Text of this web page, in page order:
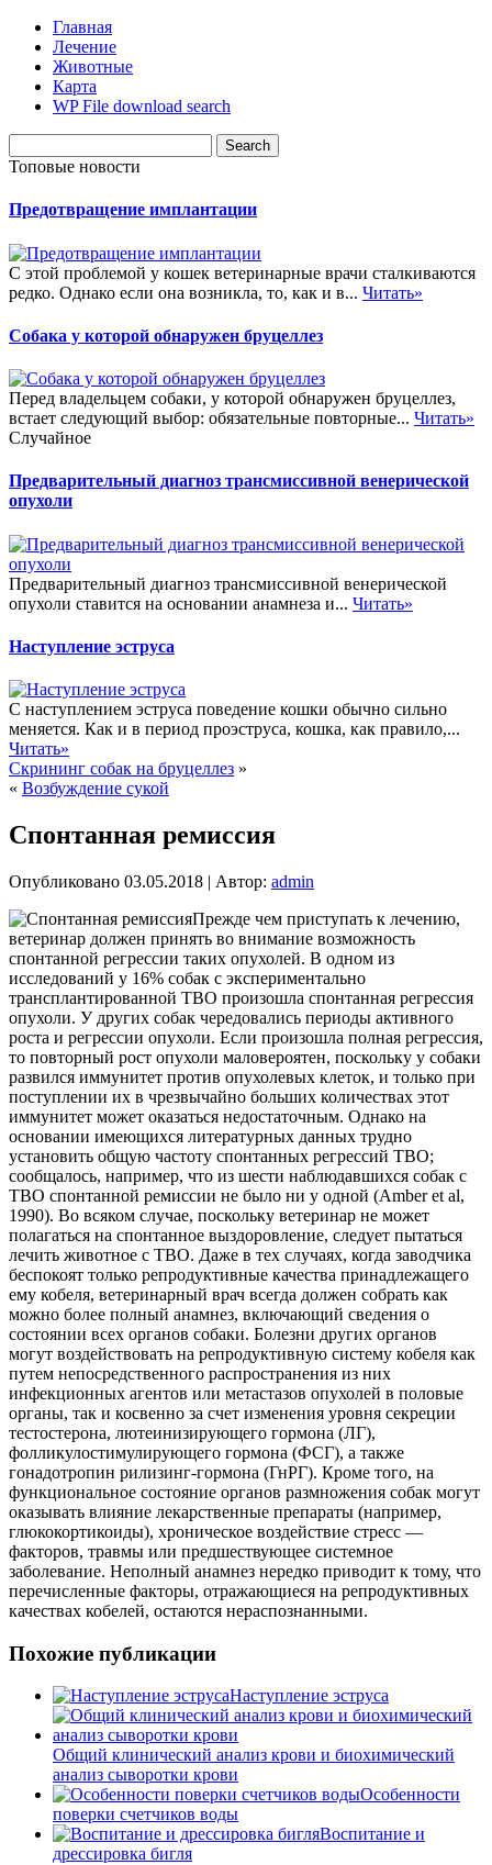
Главная
Лечение
Животные
Карта
WP File download search
Топовые новости
Предотвращение имплантации
С этой проблемой у кошек ветеринарные врачи сталкиваются
редко. Однако если она возникла, то, как и в... Читать»
Собака у которой обнаружен бруцеллез
Перед владельцем собаки, у которой обнаружен бруцеллез,
встает следующий выбор: обязательные повторные... Читать»
Случайное
Предварительный диагноз трансмиссивной венерической
опухоли
Предварительный диагноз трансмиссивной венерической
опухоли ставится на основании анамнеза и... Читать»
Наступление эструса
С наступлением эструса поведение кошки обычно сильно
меняется. Как и в период проэструса, кошка, как правило,...
Читать»
Скрининг собак на бруцеллез »
« Возбуждение сукой
Спонтанная ремиссия
Опубликовано 03.05.2018 | Автор: admin
Прежде чем приступать к лечению,
ветеринар должен принять во внимание возможность
спонтанной регрессии таких опухолей. В одном из
исследований у 16% собак с экспериментально
трансплантированной ТВО произошла спонтанная регрессия
опухоли. У других собак чередовались периоды активного
роста и регрессии опухоли. Если произошла полная регрессия,
то повторный рост опухоли маловероятен, поскольку у собаки
развился иммунитет против опухолевых клеток, и только при
поступлении их в чрезвычайно больших количествах этот
иммунитет может оказаться недостаточным. Однако на
основании имеющихся литературных данных трудно
установить общую частоту спонтанных регрессий ТВО;
сообщалось, например, что из шести наблюдавшихся собак с
ТВО спонтанной ремиссии не было ни у одной (Amber et al,
1990). Во всяком случае, поскольку ветеринар не может
полагаться на спонтанное выздоровление, следует пытаться
лечить животное с ТВО. Даже в тех случаях, когда заводчика
беспокоят только репродуктивные качества принадлежащего
ему кобеля, ветеринарный врач всегда должен собрать как
можно более полный анамнез, включающий сведения о
состоянии всех органов собаки. Болезни других органов
могут воздействовать на репродуктивную систему кобеля как
путем непосредственного распространения из них
инфекционных агентов или метастазов опухолей в половые
органы, так и косвенно за счет изменения уровня секреции
тестостерона, лютеинизирующего гормона (ЛГ),
фолликулостимулирующего гормона (ФСГ), а также
гонадотропин рилизинг-гормона (ГнРГ). Кроме того, на
функциональное состояние органов размножения собак могут
оказывать влияние лекарственные препараты (например,
глюкокортикоиды), хроническое воздействие стресс —
факторов, травмы или предшествующее системное
заболевание. Неполный анамнез нередко приводит к тому, что
перечисленные факторы, отражающиеся на репродуктивных
качествах кобелей, остаются нераспознанными.
Похожие публикации
Наступление эструса
Общий клинический анализ крови и биохимический
анализ сыворотки крови
Особенности
поверки счетчиков воды
Воспитание и
дрессировка бигля